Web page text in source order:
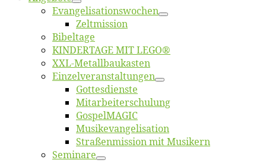
Evangelisa­tions­wo­chen
Zelt­mis­si­on
Bi­bel­ta­ge
KINDERTAGE MIT LEGO®
XXL-Me­­tal­l­­bau­­kas­­ten
Einzelver­an­stal­tungen
Got­tes­diens­te
Mitarbeiter­schulung
Gos­pel­MA­GIC
Musikevan­ge­li­sa­tion
Straßenmis­sion mit Musikern
Se­mi­na­re